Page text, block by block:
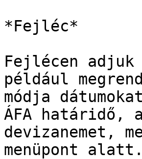
*Fejléc*
Fejlécen
például
módja
ÁFA határidő,
devizanemet,
menüpont alatt.